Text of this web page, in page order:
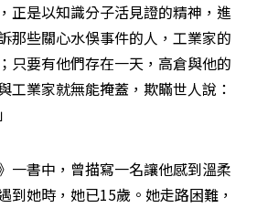
正是以知識分子活見證的精神，進
那些關心水俁事件的人，工業家的
只要有他們存在一天，高倉與他的
工業家就無能掩蓋，欺瞞世人說：
一書中，曾描寫一名讓他感到溫柔
到她時，她已15歲。她走路困難，